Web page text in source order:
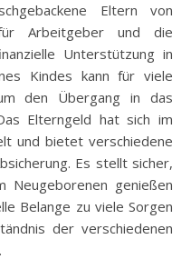
Eltern von
Arbeitgeber und die
Unterstützung in
Kindes kann für viele
den Übergang in das
Elterngeld hat sich im
und bietet verschiedene
Es stellt sicher,
genießen
Belange zu viele Sorgen
der verschiedenen